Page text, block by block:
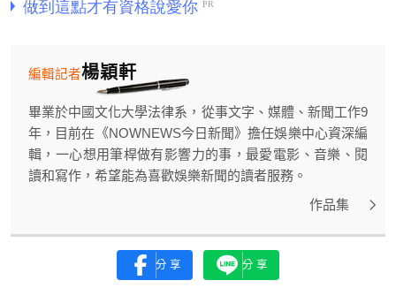
楊穎軒
編輯記者
畢業於中國文化大學法律系，從事文字、媒體、新聞工作9
年，目前在《NOWNEWS今日新聞》擔任娛樂中心資深編
輯，一心想用筆桿做有影響力的事，最愛電影、音樂、閱
讀和寫作，希望能為喜歡娛樂新聞的讀者服務。
作品集
分享 分享